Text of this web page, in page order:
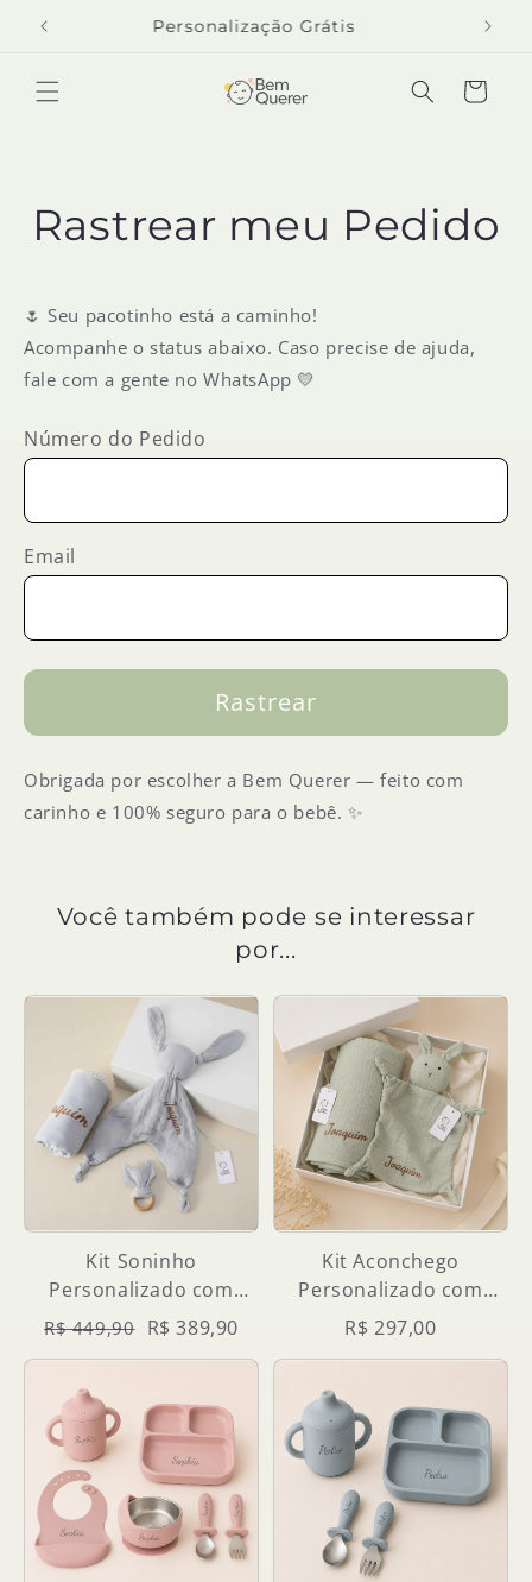
para o
Personalização Grátis
Carrinho
Rastrear meu Pedido
🌷 Seu pacotinho está a caminho!
Acompanhe o status abaixo. Caso precise de ajuda,
fale com a gente no WhatsApp 💛
Número do Pedido
Email
Rastrear
Obrigada por escolher a Bem Querer — feito com
carinho e 100% seguro para o bebê. ✨
Você também pode se interessar
por...
Kit Soninho
Personalizado com
Manta, Naninha e
R$ 449,90 R$ 389,90
Kit Aconchego
Personalizado com
Nome — Naninha +
R$ 297,00